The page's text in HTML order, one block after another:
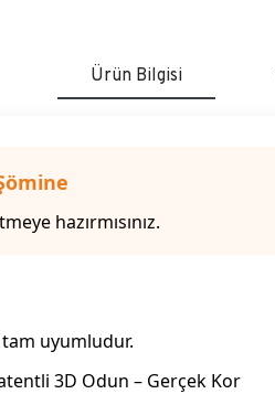
Ürün Bilgisi
hazırmısınız.
uyumludur.
3D Odun – Gerçek Kor